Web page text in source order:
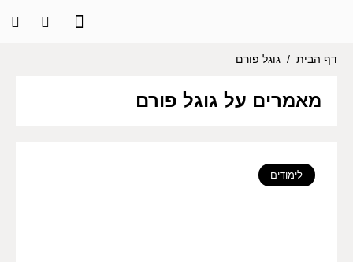
דף הבית / גוגל פורם
מאמרים על גוגל פורם
לימודים